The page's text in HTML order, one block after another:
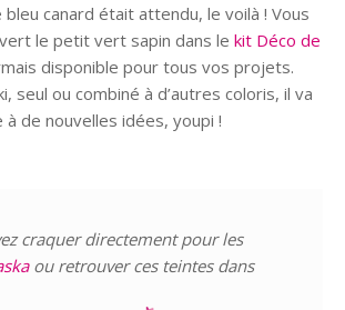
bleu canard était attendu, le voilà ! Vous
le petit vert sapin dans le kit Déco de
disponible pour tous vos projets.
seul ou combiné à d’autres coloris, il va
à de nouvelles idées, youpi !
craquer directement pour les
ou retrouver ces teintes dans